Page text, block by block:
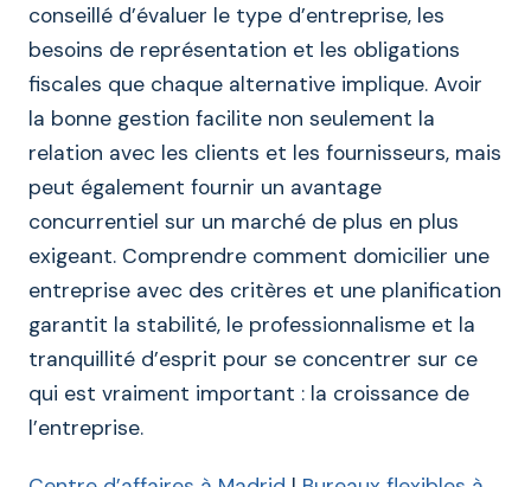
conseillé d’évaluer le type d’entreprise, les
besoins de représentation et les obligations
fiscales que chaque alternative implique. Avoir
la bonne gestion facilite non seulement la
relation avec les clients et les fournisseurs, mais
peut également fournir un avantage
concurrentiel sur un marché de plus en plus
exigeant. Comprendre comment domicilier une
entreprise avec des critères et une planification
garantit la stabilité, le professionnalisme et la
tranquillité d’esprit pour se concentrer sur ce
qui est vraiment important : la croissance de
l’entreprise.